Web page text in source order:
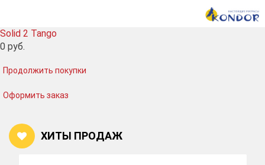
Solid 2 Tango
0 руб.
Продолжить покупки
Оформить заказ
ХИТЫ ПРОДАЖ